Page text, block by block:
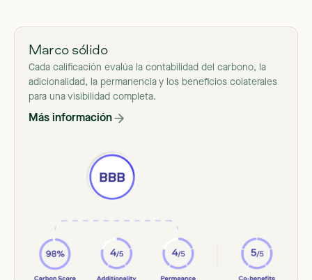
Marco sólido
Cada calificación evalúa la contabilidad del carbono, la
adicionalidad, la permanencia y los beneficios colaterales
para una visibilidad completa.
Más información